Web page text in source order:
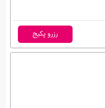
رزرو پکیج